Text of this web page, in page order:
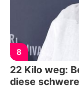
8
22 Kilo weg:
diese